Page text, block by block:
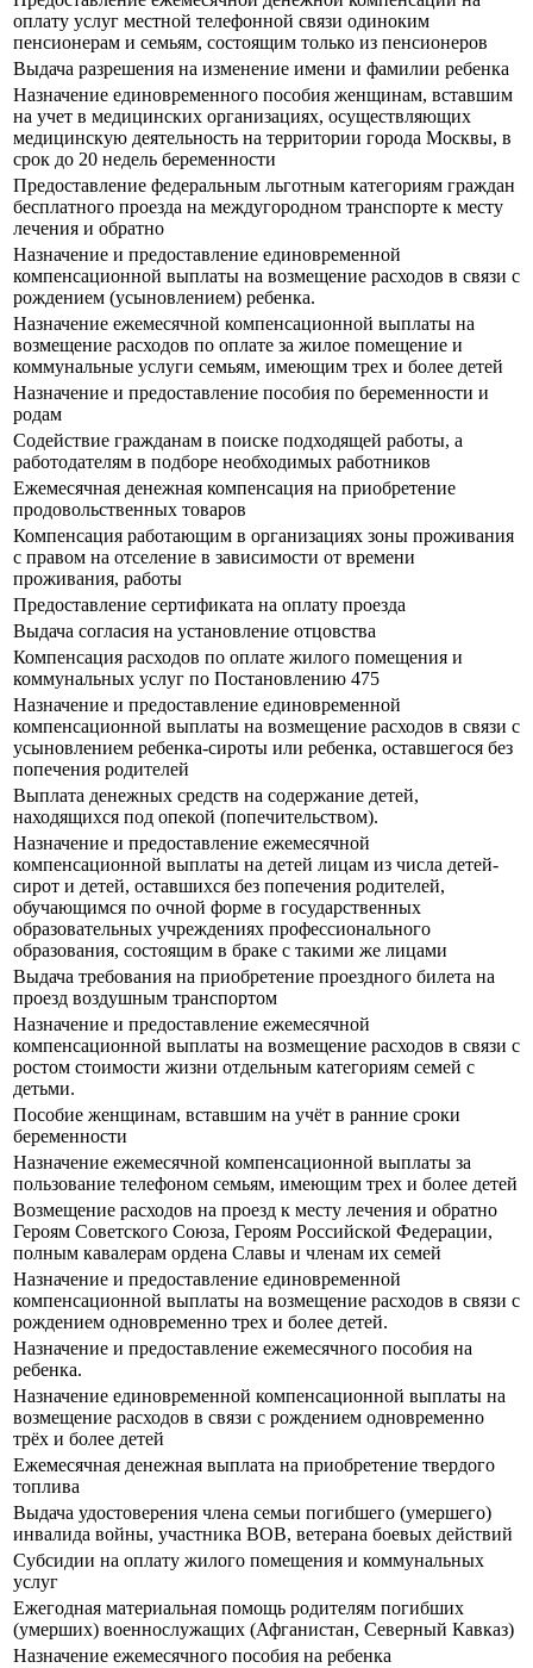
оплату услуг местной телефонной связи одиноким
пенсионерам и семьям, состоящим только из пенсионеров
Выдача разрешения на изменение имени и фамилии ребенка
Назначение единовременного пособия женщинам, вставшим
на учет в медицинских организациях, осуществляющих
медицинскую деятельность на территории города Москвы, в
срок до 20 недель беременности
Предоставление федеральным льготным категориям граждан
бесплатного проезда на междугородном транспорте к месту
лечения и обратно
Назначение и предоставление единовременной
компенсационной выплаты на возмещение расходов в связи с
рождением (усыновлением) ребенка.
Назначение ежемесячной компенсационной выплаты на
возмещение расходов по оплате за жилое помещение и
коммунальные услуги семьям, имеющим трех и более детей
Назначение и предоставление пособия по беременности и
родам
Содействие гражданам в поиске подходящей работы, а
работодателям в подборе необходимых работников
Ежемесячная денежная компенсация на приобретение
продовольственных товаров
Компенсация работающим в организациях зоны проживания
с правом на отселение в зависимости от времени
проживания, работы
Предоставление сертификата на оплату проезда
Выдача согласия на установление отцовства
Компенсация расходов по оплате жилого помещения и
коммунальных услуг по Постановлению 475
Назначение и предоставление единовременной
компенсационной выплаты на возмещение расходов в связи с
усыновлением ребенка-сироты или ребенка, оставшегося без
попечения родителей
Выплата денежных средств на содержание детей,
находящихся под опекой (попечительством).
Назначение и предоставление ежемесячной
компенсационной выплаты на детей лицам из числа детей-
сирот и детей, оставшихся без попечения родителей,
обучающимся по очной форме в государственных
образовательных учреждениях профессионального
образования, состоящим в браке с такими же лицами
Выдача требования на приобретение проездного билета на
проезд воздушным транспортом
Назначение и предоставление ежемесячной
компенсационной выплаты на возмещение расходов в связи с
ростом стоимости жизни отдельным категориям семей с
детьми.
Пособие женщинам, вставшим на учёт в ранние сроки
беременности
Назначение ежемесячной компенсационной выплаты за
пользование телефоном семьям, имеющим трех и более детей
Возмещение расходов на проезд к месту лечения и обратно
Героям Советского Союза, Героям Российской Федерации,
полным кавалерам ордена Славы и членам их семей
Назначение и предоставление единовременной
компенсационной выплаты на возмещение расходов в связи с
рождением одновременно трех и более детей.
Назначение и предоставление ежемесячного пособия на
ребенка.
Назначение единовременной компенсационной выплаты на
возмещение расходов в связи с рождением одновременно
трёх и более детей
Ежемесячная денежная выплата на приобретение твердого
топлива
Выдача удостоверения члена семьи погибшего (умершего)
инвалида войны, участника ВОВ, ветерана боевых действий
Субсидии на оплату жилого помещения и коммунальных
услуг
Ежегодная материальная помощь родителям погибших
(умерших) военнослужащих (Афганистан, Северный Кавказ)
Назначение ежемесячного пособия на ребенка